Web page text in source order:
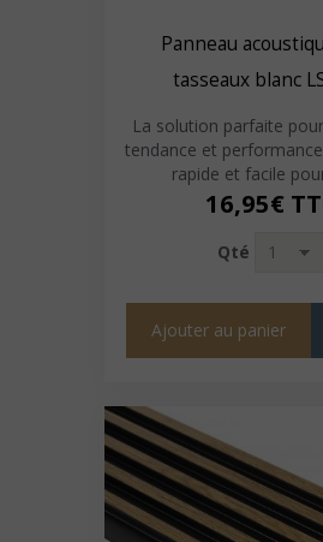
Panneau
tasseaux blanc
La solution parfaite
tendance et
rapide et facile
16,95€
Qté
Ajouter au panier